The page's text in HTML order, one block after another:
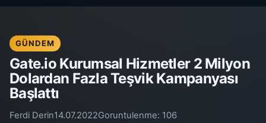
GÜNDEM
Gate.io Kurumsal Hizmetler 2 Milyon
Dolardan Fazla Teşvik Kampanyası
Başlattı
Ferdi Derin14.07.2022Goruntulenme: 106